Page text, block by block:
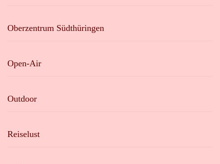
Oberzentrum Südthüringen
Open-Air
Outdoor
Reiselust